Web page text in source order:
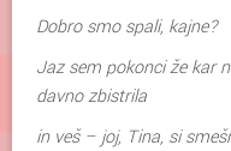
Dobro smo spali, kajne?
Jaz sem pokonci že kar
davno zbistrila
in veš – joj, Tina, si